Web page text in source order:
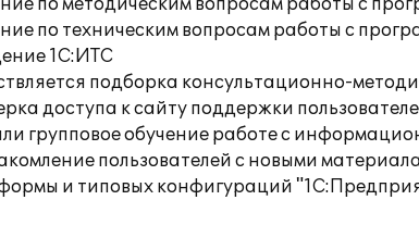
по методическим вопросам работы с
по техническим вопросам работы с
1С:ИТС
подборка консультационно-
доступа к сайту поддержки
групповое обучение работе с
пользователей с новыми
и типовых конфигураций